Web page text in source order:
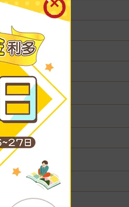
無庫存
無庫存
1
無庫存